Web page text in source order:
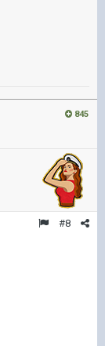
845
#8